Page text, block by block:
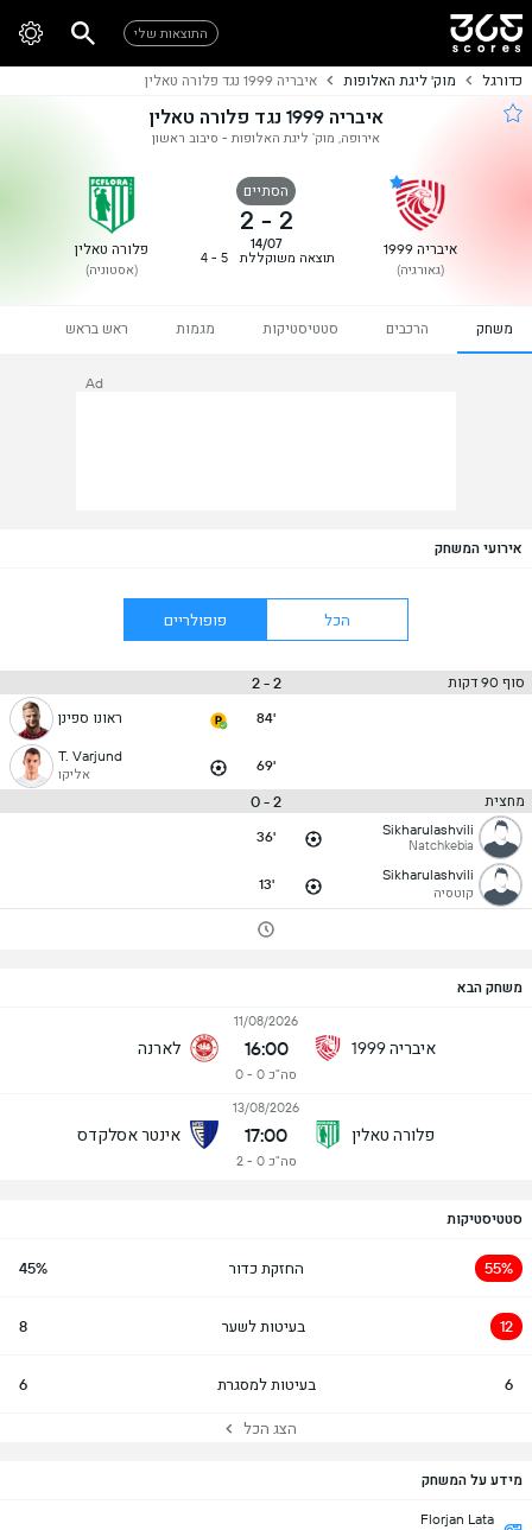
התוצאות שלי
כדורגל מוק' ליגת האלופות איבריה 1999 נגד פלורה טאלין
איבריה 1999 נגד פלורה טאלין
אירופה, מוק' ליגת האלופות - סיבוב ראשון
איבריה 1999
(גאורגיה)
הסתיים
2
-
2
14/07
תוצאה משוקללת
5 - 4
פלורה טאלין
(אסטוניה)
משחק הרכבים סטטיסטיקות מגמות ראש בראש
Ad
אירועי המשחק
הכל פופולריים
סוף 90 דקות 2 - 2
84' ראונו ספינן
69'
T. Varjund
אליקו
מחצית 2 - 0
Sikharulashvili
Natchkebia
36'
Sikharulashvili
קוטסיה 13'
משחק הבא
איבריה 1999
11/08/2026
16:00
סה"כ 0 - 0
לארנה
פלורה טאלין
13/08/2026
17:00
סה"כ 0 - 2
אינטר אסלקדס
סטטיסטיקות
55% החזקת כדור 45%
12 בעיטות לשער 8
6 בעיטות למסגרת 6
הצג הכל
מידע על המשחק
Florjan Lata